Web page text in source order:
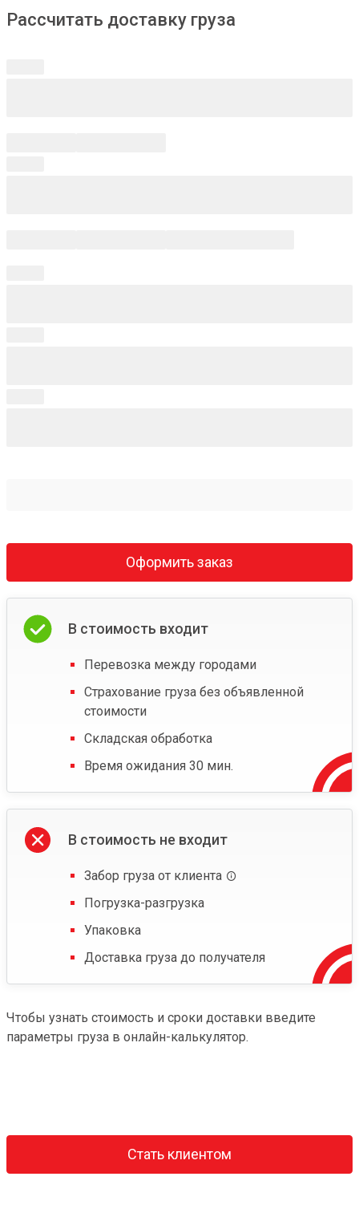
Рассчитать доставку груза
Оформить заказ
В стоимость входит
Перевозка между городами
Страхование груза без объявленной
стоимости
Складская обработка
Время ожидания 30 мин.
В стоимость не входит
Забор груза от клиента
Погрузка-разгрузка
Упаковка
Доставка груза до получателя
Чтобы узнать стоимость и сроки доставки введите
параметры груза в онлайн-калькулятор.
Стать клиентом